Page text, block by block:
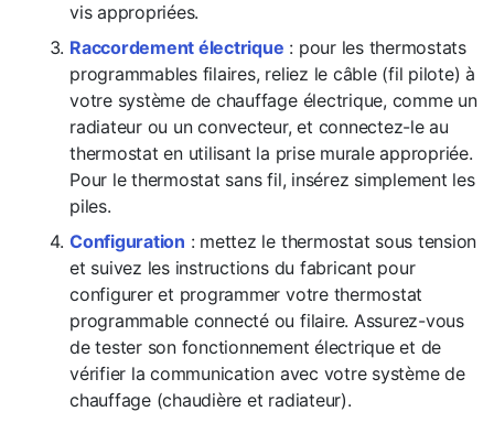
vis appropriées.
Raccordement électrique : pour les thermostats
programmables filaires, reliez le câble (fil pilote) à
votre système de chauffage électrique, comme un
radiateur ou un convecteur, et connectez-le au
thermostat en utilisant la prise murale appropriée.
Pour le thermostat sans fil, insérez simplement les
piles.
Configuration : mettez le thermostat sous tension
et suivez les instructions du fabricant pour
configurer et programmer votre thermostat
programmable connecté ou filaire. Assurez-vous
de tester son fonctionnement électrique et de
vérifier la communication avec votre système de
chauffage (chaudière et radiateur).